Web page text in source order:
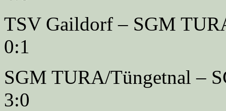
TSV Gaildorf –
0:1
SGM TURA/
3:0